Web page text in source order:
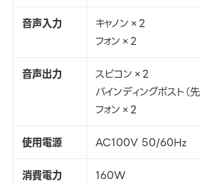
音声入力
キャノン×2
フォン×2
音声出力
スピコン×2
バインディングポスト（
フォン×2
使用電源
AC100V 50/60Hz
消費電力
160W